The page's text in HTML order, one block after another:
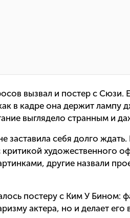
вызвал и постер с Сюзи.
в кадре она держит лампу
выглядело странным и
заставила себя долго
художественного
другие назвали
постеру с Ким У Бином:
актера, но и делает